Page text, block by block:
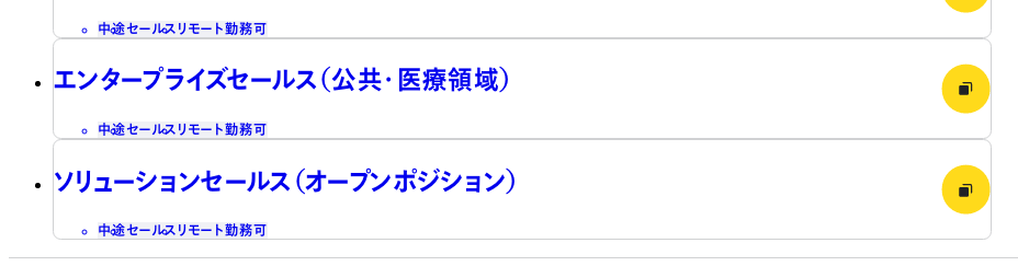
中途セールス リモート勤務可
エンタープライズセールス（公共・医療領域）
中途セールス リモート勤務可
ソリューションセールス（オープンポジション）
中途セールス リモート勤務可